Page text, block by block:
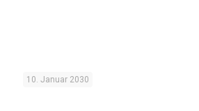
10. Januar 2030